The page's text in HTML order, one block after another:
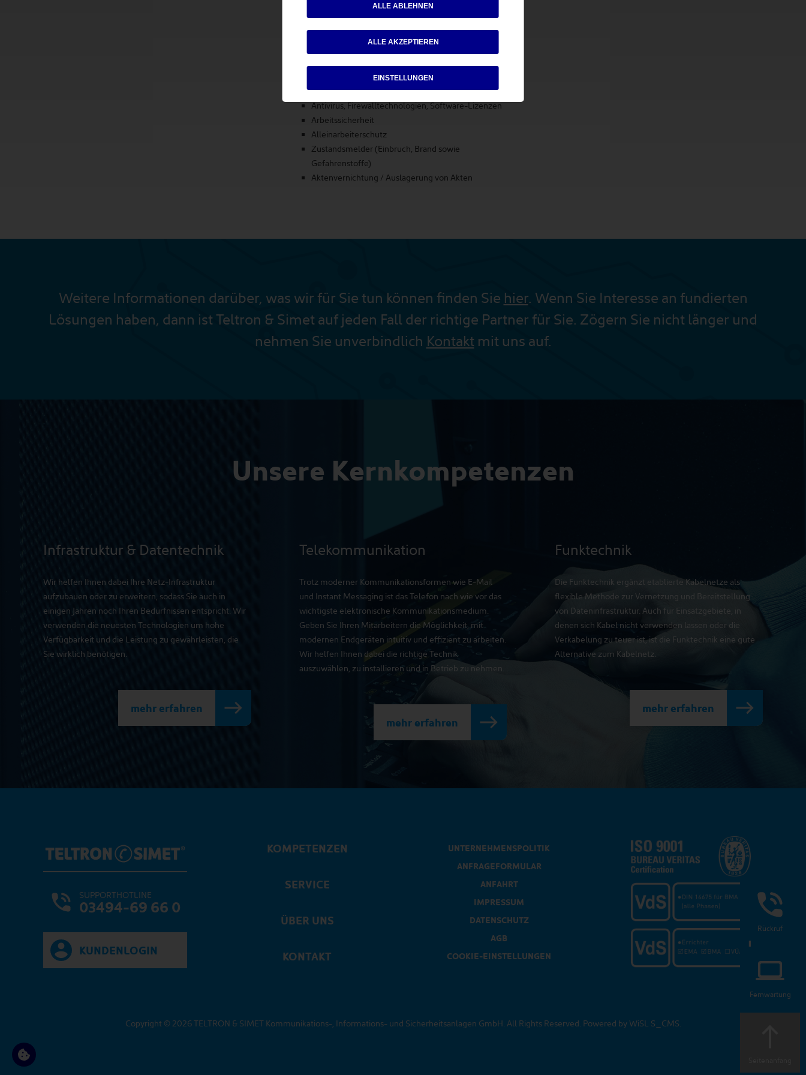
ALLE ABLEHNEN
ALLE AKZEPTIEREN
EINSTELLUNGEN
Rückruf
Fernwartung
Zugangs- und Zeiterfassung
Videoüberwachung
Rechnersysteme, Software, Sicherheit
Antivirus, Firewalltechnologien, Software-Lizenzen
Arbeitssicherheit
Alleinarbeiterschutz
Zustandsmelder (Einbruch, Brand sowie
Gefahrenstoffe)
Aktenvernichtung / Auslagerung von Akten
Weitere Informationen darüber, was wir für Sie tun können finden Sie hier. Wenn Sie Interesse an fundierten
Lösungen haben, dann ist Teltron & Simet auf jeden Fall der richtige Partner für Sie. Zögern Sie nicht länger und
nehmen Sie unverbindlich Kontakt mit uns auf.
Unsere Kernkompetenzen
Infrastruktur & Datentechnik
Wir helfen Ihnen dabei Ihre Netz-Infrastruktur
aufzubauen oder zu erweitern, sodass Sie auch in
einigen Jahren noch Ihren Bedürfnissen entspricht. Wir
verwenden die neuesten Technologien um hohe
Verfügbarkeit und die Leistung zu gewährleisten, die
Sie wirklich benötigen.
mehr erfahren
Telekommunikation
Trotz moderner Kommunikationsformen wie E-Mail
und Instant Messaging ist das Telefon nach wie vor das
wichtigste elektronische Kommunikationsmedium.
Geben Sie Ihren Mitarbeitern die Möglichkeit, mit
modernen Endgeräten intuitiv und effizient zu arbeiten.
Wir helfen Ihnen dabei die richtige Technik
auszuwählen, zu installieren und in Betrieb zu nehmen.
mehr erfahren
Funktechnik
Die Funktechnik ergänzt etablierte Kabelnetze als
flexible Methode zur Vernetzung und Bereitstellung
von Dateninfrastruktur. Auch für Einsatzgebiete, in
denen sich Kabel nicht verwenden lassen oder die
Verkabelung zu teuer ist, ist die Funktechnik eine gute
Alternative zum Kabelnetz.
mehr erfahren
SUPPORTHOTLINE
03494-69 66 0
KUNDENLOGIN
KOMPETENZEN
SERVICE
ÜBER UNS
KONTAKT
UNTERNEHMENSPOLITIK
ANFRAGEFORMULAR
ANFAHRT
IMPRESSUM
DATENSCHUTZ
AGB
COOKIE-EINSTELLUNGEN
Copyright © 2026 TELTRON & SIMET Kommunikations-, Informations- und Sicherheitsanlagen GmbH. All Rights Reserved. Powered byWiSL S_CMS